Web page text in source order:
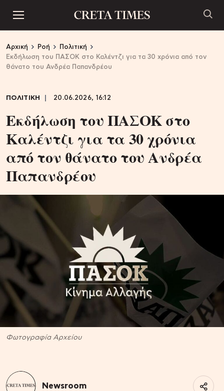
Αρχική Ροή
Πολιτική
Εκδήλωση του ΠΑΣΟΚ στο Καλέντζι για τα 30 χρόνια από τον
θάνατο του Ανδρέα Παπανδρέου
ΠΟΛΙΤΙΚΗ 20.06.2026, 16:12
Εκδήλωση του ΠΑΣΟΚ στο
Καλέντζι για τα 30 χρόνια
από τον θάνατο του Ανδρέα
Παπανδρέου
Φωτογραφία Αρχείου
Newsroom